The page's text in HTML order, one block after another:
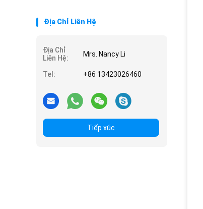
Địa Chỉ Liên Hệ
Địa Chỉ
Liên Hệ:
Mrs. Nancy Li
Tel: +86 13423026460
Tiếp xúc